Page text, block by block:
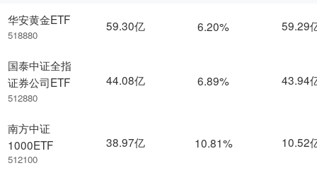
华安黄金ETF
518880
国泰中证全指
证券公司ETF
512880
南方中证
1000ETF
512100
59.30亿 6.20% 59.29
44.08亿 6.89% 43.94
38.97亿 10.81% 10.52